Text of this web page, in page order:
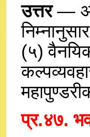
उत्तर—
(५)
प्र.४७.